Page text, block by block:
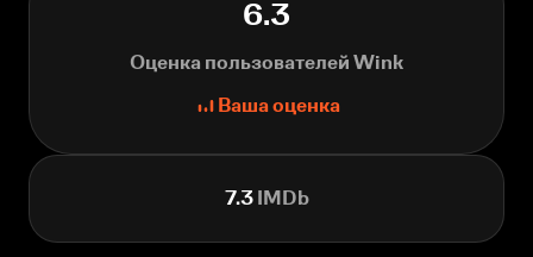
6.3
Оценка пользователей Wink
Ваша оценка
7.3IMDb